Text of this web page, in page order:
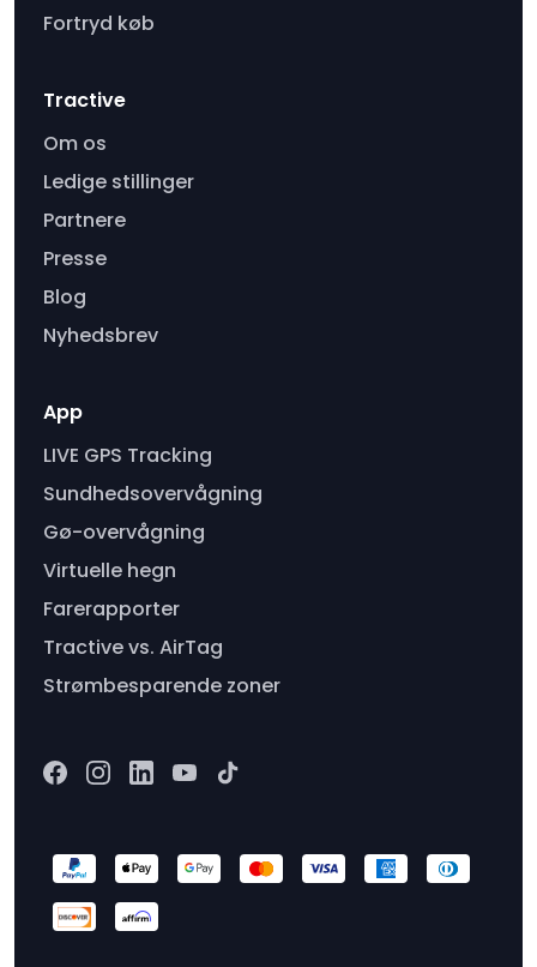
Fortryd køb
Tractive
Om os
Ledige stillinger
Partnere
Presse
Blog
Nyhedsbrev
App
LIVE GPS Tracking
Sundhedsovervågning
Gø-overvågning
Virtuelle hegn
Farerapporter
Tractive vs. AirTag
Strømbesparende zoner